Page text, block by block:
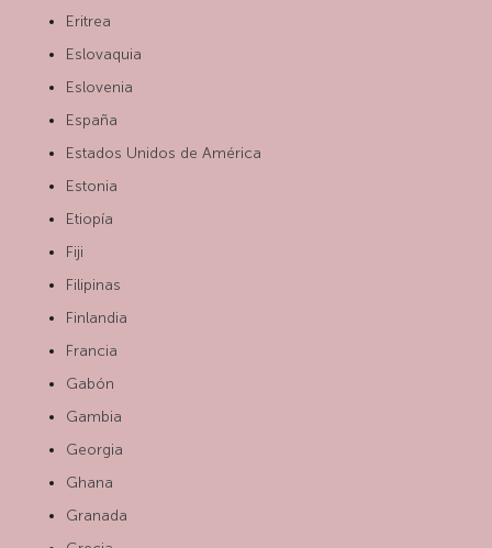
Eritrea
Eslovaquia
Eslovenia
España
Estados Unidos de América
Estonia
Etiopía
Fiji
Filipinas
Finlandia
Francia
Gabón
Gambia
Georgia
Ghana
Granada